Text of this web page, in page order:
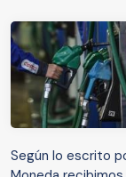
Según lo escrito